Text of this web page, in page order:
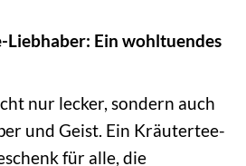
Ein wohltuendes
nur lecker, sondern auch
und Geist. Ein Kräutertee-
für alle, die